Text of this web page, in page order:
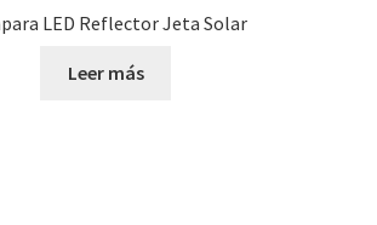
LED Reflector Jeta Solar
Leer más